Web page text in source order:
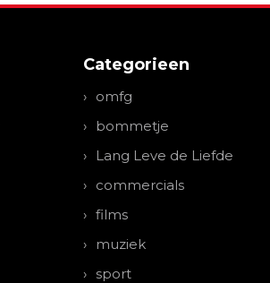
Categorieen
omfg
bommetje
Lang Leve de Liefde
commercials
films
muziek
sport